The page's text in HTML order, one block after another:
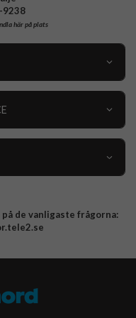
9238
här på plats
de vanligaste frågorna: